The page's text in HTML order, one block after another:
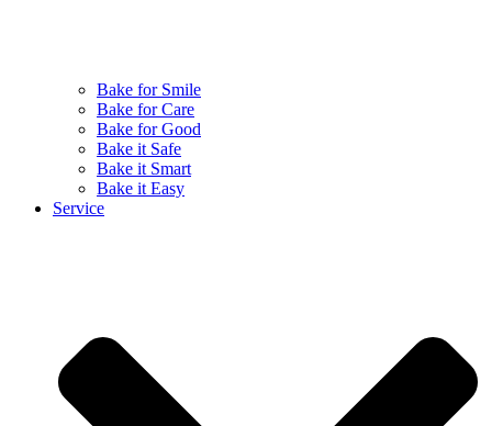
Bake for Smile
Bake for Care
Bake for Good
Bake it Safe
Bake it Smart
Bake it Easy
Service